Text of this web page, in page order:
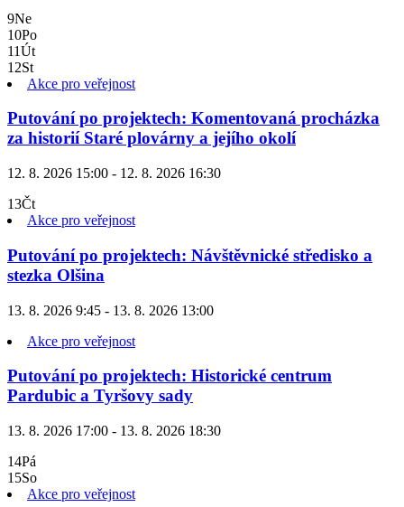
9Ne
10Po
11Út
12St
Akce pro veřejnost
Putování po projektech: Komentovaná procházka
za historií Staré plovárny a jejího okolí
12. 8. 2026 15:00 - 12. 8. 2026 16:30
13Čt
Akce pro veřejnost
Putování po projektech: Návštěvnické středisko a
stezka Olšina
13. 8. 2026 9:45 - 13. 8. 2026 13:00
Akce pro veřejnost
Putování po projektech: Historické centrum
Pardubic a Tyršovy sady
13. 8. 2026 17:00 - 13. 8. 2026 18:30
14Pá
15So
Akce pro veřejnost